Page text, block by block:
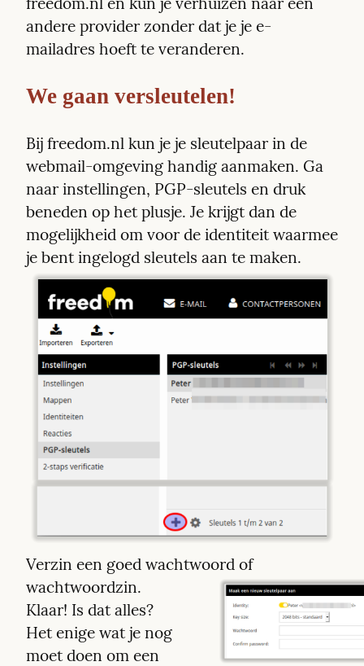
andere provider zonder dat je je e-
mailadres hoeft te veranderen.
We gaan versleutelen!
Bij freedom.nl kun je je sleutelpaar in de
webmail-omgeving handig aanmaken. Ga
naar instellingen, PGP-sleutels en druk
beneden op het plusje. Je krijgt dan de
mogelijkheid om voor de identiteit waarmee
je bent ingelogd sleutels aan te maken.
Verzin een goed wachtwoord of
wachtwoordzin.
Klaar! Is dat alles?
Het enige wat je nog
moet doen om een